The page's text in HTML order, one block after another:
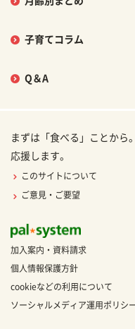
子育てコラム
Q＆A
まずは「食べる」ことから
応援します。
このサイトについて
ご意見・ご要望
加入案内・資料請求
個人情報保護方針
cookieなどの利用について
ソーシャルメディア運用ポリシ